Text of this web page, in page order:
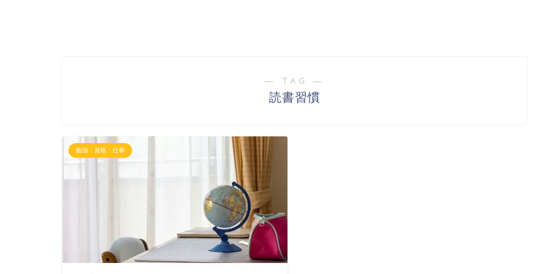
― TAG ―
読書習慣
勉強・資格・仕事